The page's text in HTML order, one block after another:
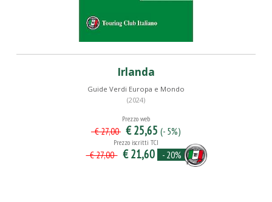
Irlanda
Guide Verdi Europa e Mondo
(2024)
Prezzo web
€ 27,00 € 25,65 (- 5%)
Prezzo iscritti TCI
€ 27,00 € 21,60 - 20%